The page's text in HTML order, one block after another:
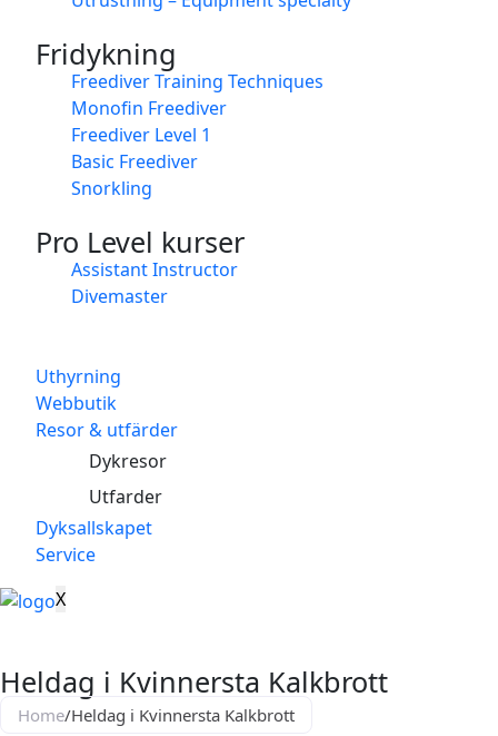
Fridykning
Freediver Training Techniques
Monofin Freediver
Freediver Level 1
Basic Freediver
Snorkling
Pro Level kurser
Assistant Instructor
Divemaster
Uthyrning
Webbutik
Resor & utfärder
Dykresor
Utfarder
Dyksallskapet
Service
X
Heldag i Kvinnersta Kalkbrott
Home/Heldag i Kvinnersta Kalkbrott